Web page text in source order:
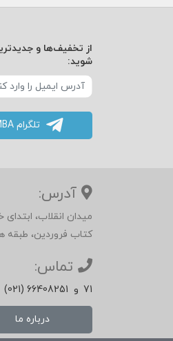
از تخفیف‌ها و
شوید:
تلگرام TMBA
آدرس:
کتاب فروردین، طبقه
تماس:
(021) 66408251 و 71
درباره ما